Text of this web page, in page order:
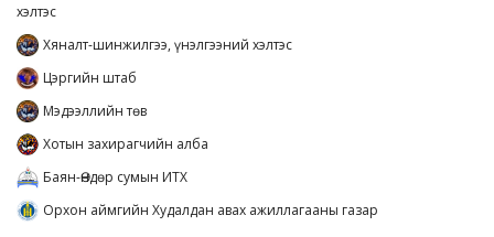
хэлтэс
Хяналт-шинжилгээ, үнэлгээний хэлтэс
Цэргийн штаб
Мэдээллийн төв
Хотын захирагчийн алба
Баян-Өндөр сумын ИТХ
Орхон аймгийн Худалдан авах ажиллагааны газар